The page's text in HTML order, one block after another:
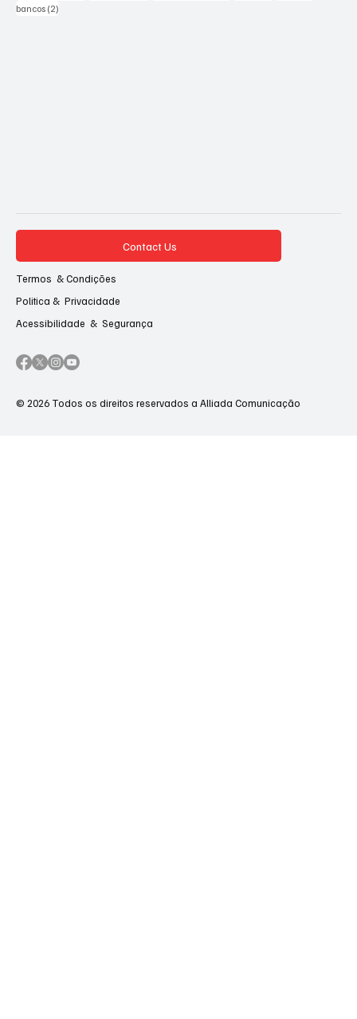
bancos (2)
Contact Us
Termos & Condições
Politica & Privacidade
Acessibilidade & Segurança
© 2026 Todos os direitos reservados a Alliada Comunicação